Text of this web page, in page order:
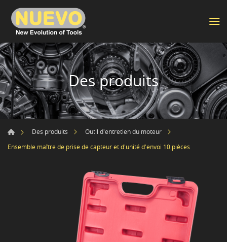
Des produits
Des produits
Outil d'entretien du moteur
Ensemble maître de prise de capteur et d'unité d'envoi 10 pièces